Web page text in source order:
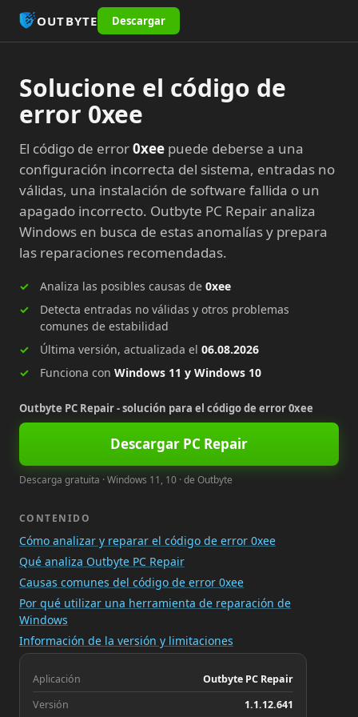
OUTBYTE Descargar
Solucione el código de
error 0xee
El código de error0xee puede deberse a una
configuración incorrecta del sistema, entradas no
válidas, una instalación de software fallida o un
apagado incorrecto. Outbyte PC Repair analiza
Windows en busca de estas anomalías y prepara
las reparaciones recomendadas.
Analiza las posibles causas de 0xee
Detecta entradas no válidas y otros problemas
comunes de estabilidad
Última versión, actualizada el 06.08.2026
Funciona con Windows 11 y Windows 10
Outbyte PC Repair - solución para el código de error 0xee
Descargar PC Repair
Descarga gratuita · Windows 11, 10 · de Outbyte
CONTENIDO
Cómo analizar y reparar el código de error 0xee
Qué analiza Outbyte PC Repair
Causas comunes del código de error 0xee
Por qué utilizar una herramienta de reparación de
Windows
Información de la versión y limitaciones
Aplicación
Outbyte PC Repair
Versión
1.1.12.641